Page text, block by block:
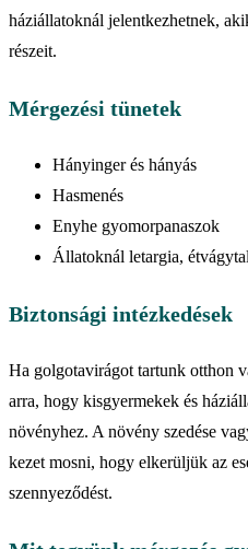
háziállatoknál jelentkezhetnek,
részeit.
Mérgezési tünetek
Hányinger és hányás
Hasmenés
Enyhe gyomorpanaszok
Állatoknál letargia,
Biztonsági intézkedések
Ha golgotavirágot tartunk otthon
arra, hogy kisgyermekek és
növényhez. A növény szedése
kezet mosni, hogy elkerüljük az
szennyeződést.